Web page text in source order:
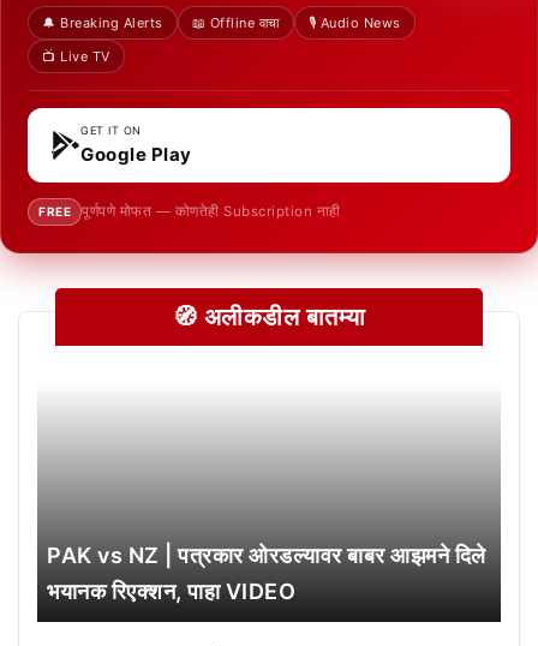
🔔 Breaking Alerts 📖 Offline वाचा
🎙️ Audio News
📺 Live TV
GET IT ON
Google Play
FREE पूर्णपणे मोफत — कोणतेही Subscription नाही
🧭 अलीकडील बातम्या
PAK vs NZ | पत्रकार ओरडल्यावर बाबर आझमने दिले
भयानक रिएक्शन, पाहा VIDEO